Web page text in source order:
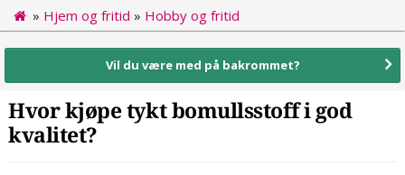
» Hjem og fritid » Hobby og fritid
Vil du være med på bakrommet?
Hvor kjøpe tykt bomullsstoff i god
kvalitet?